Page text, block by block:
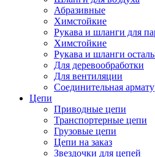
Абразивные
Химстойкие
Рукава и шланги для
Химстойкие
Рукава и шланги
Для деревообработки
Для вентиляции
Соединительная
Цепи
Приводные цепи
Транспортерные цепи
Грузовые цепи
Цепи на заказ
Звездочки для цепей